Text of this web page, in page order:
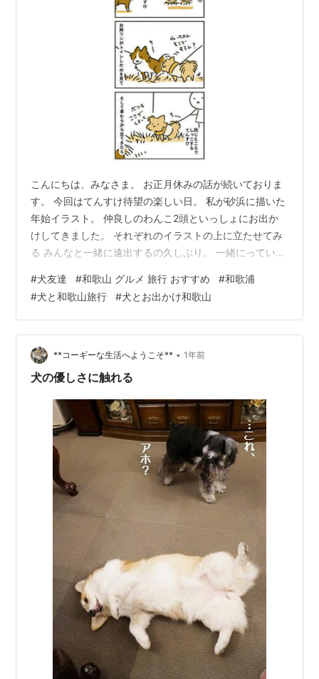
こんにちは、みなさま。 お正月休みの話が続いておりま
す。 今回はてんすけ待望の楽しい日。 私が砂浜に描いた
年始イラスト。 仲良しのわんこ2頭といっしょにお出か
けしてきました。 それぞれのイラストの上に立たせてみ
る みんなと一緒に遠出するの久しぶり。 一緒にっていっ
鮮を食べること。 私が大好きなお店、「わかうら食堂」
さんに来ました。 [公式] わかうら食堂 ここは、歴史のあ
る老舗料亭旅館をリノベーションして作られた食堂なん
ですが、 わんこにすごく優しいのです。 事前に予約は必
須なんですが、ネットからも予約ができるので楽ちん。
見た目も内装もすご…
#犬友達 #和歌山 グルメ 旅行 おすすめ #和歌浦
#犬と和歌山旅行 #犬とお出かけ和歌山
**コーギーな生活へようこそ** • 1年前
犬の優しさに触れる